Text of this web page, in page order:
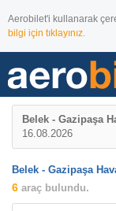
Aerobilet'i kullanarak
bilgi için tıklayınız.
Belek - Gazipaşa
16.08.2026
Belek - Gazipaşa
6 araç bulundu.